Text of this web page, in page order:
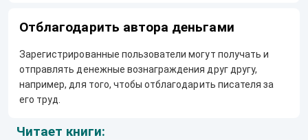
Отблагодарить автора деньгами
Зарегистрированные пользователи могут получать и
отправлять денежные вознаграждения друг другу,
например, для того, чтобы отблагодарить писателя за
его труд.
Читает книги: